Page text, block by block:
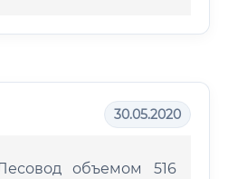
30.05.2020
объемом 516